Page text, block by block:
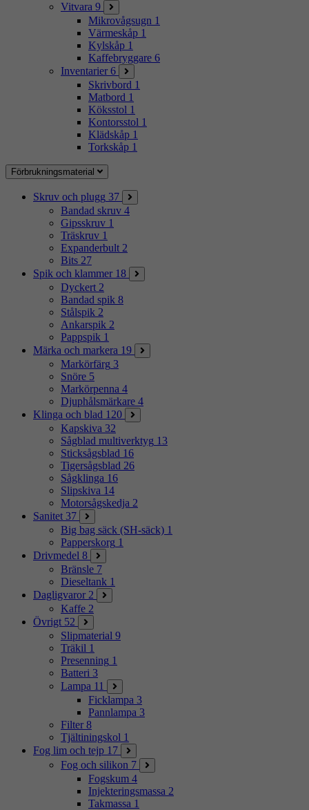
Vitvara 9
Mikrovågsugn 1
Värmeskåp 1
Kylskåp 1
Kaffebryggare 6
Inventarier 6
Skrivbord 1
Matbord 1
Köksstol 1
Kontorsstol 1
Klädskåp 1
Torkskåp 1
Förbrukningsmaterial
Skruv och plugg 37
Bandad skruv 4
Gipsskruv 1
Träskruv 1
Expanderbult 2
Bits 27
Spik och klammer 18
Dyckert 2
Bandad spik 8
Stålspik 2
Ankarspik 2
Pappspik 1
Märka och markera 19
Markörfärg 3
Snöre 5
Markörpenna 4
Djuphålsmärkare 4
Klinga och blad 120
Kapskiva 32
Sågblad multiverktyg 13
Sticksågsblad 16
Tigersågsblad 26
Sågklinga 16
Slipskiva 14
Motorsågskedja 2
Sanitet 37
Big bag säck (SH-säck) 1
Papperskorg 1
Drivmedel 8
Bränsle 7
Dieseltank 1
Dagligvaror 2
Kaffe 2
Övrigt 52
Slipmaterial 9
Träkil 1
Presenning 1
Batteri 3
Lampa 11
Ficklampa 3
Pannlampa 3
Filter 8
Tjältiningskol 1
Fog lim och tejp 17
Fog och silikon 7
Fogskum 4
Injekteringsmassa 2
Takmassa 1